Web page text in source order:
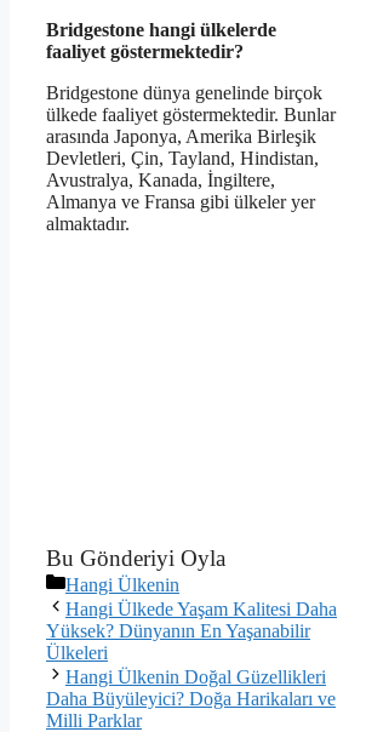
Bridgestone hangi ülkelerde
faaliyet göstermektedir?
Bridgestone dünya genelinde birçok
ülkede faaliyet göstermektedir. Bunlar
arasında Japonya, Amerika Birleşik
Devletleri, Çin, Tayland, Hindistan,
Avustralya, Kanada, İngiltere,
Almanya ve Fransa gibi ülkeler yer
almaktadır.
Bu Gönderiyi Oyla
Kategoriler
Hangi Ülkenin
Hangi Ülkede Yaşam Kalitesi Daha
Yüksek? Dünyanın En Yaşanabilir
Ülkeleri
Hangi Ülkenin Doğal Güzellikleri
Daha Büyüleyici? Doğa Harikaları ve
Milli Parklar